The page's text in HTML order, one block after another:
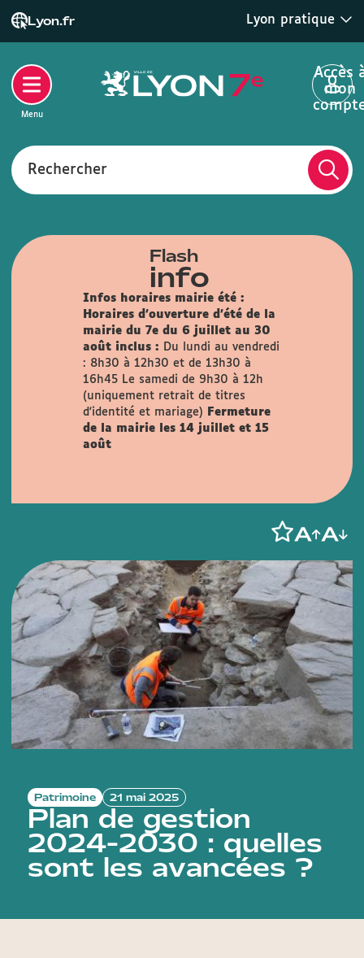
Lyon.fr Lyon pratique
Rechercher
Accès
mon
Menu
Flash
info
Infos horaires mairie été :
Horaires d'ouverture d'été de la
mairie du 7e du 6 juillet au 30
août inclus :
Du lundi au vendredi
: 8h30 à 12h30 et de 13h30 à
16h45
Le samedi de 9h30 à 12h
(uniquement retrait de titres
d'identité et mariage)
Fermeture
de la mairie les 14 juillet et 15
août
Patrimoine 21 mai 2025
Plan de gestion
2024-2030 : quelles
sont les avancées ?